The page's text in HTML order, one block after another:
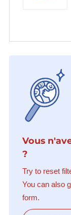
Vous
?
Try to reset
You can also
form.